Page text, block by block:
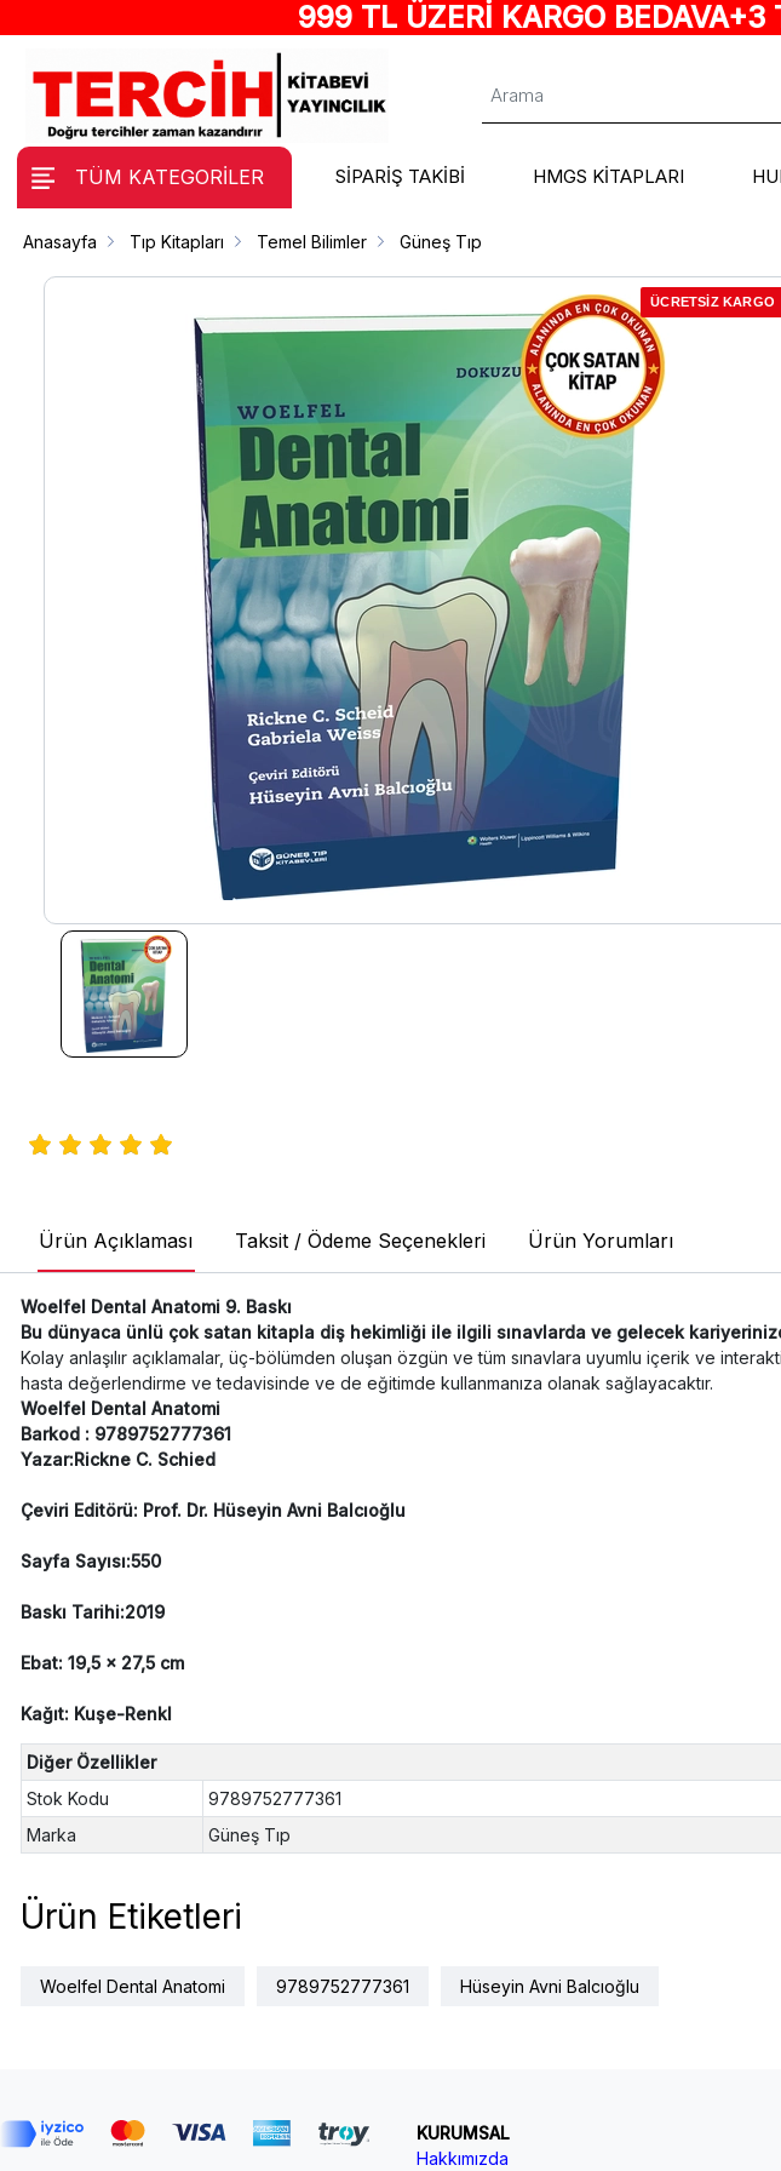
999 TL ÜZERİ KARGO
TÜM KATEGORİLER SİPARİŞ TAKİBİ HMGS KİTAPLARI
Anasayfa Tıp Kitapları Temel Bilimler Güneş Tıp
ÜCRETSİZ KARGO
Ürün Açıklaması Taksit / Ödeme Seçenekleri Ürün Yorumları
Woelfel Dental Anatomi 9. Baskı
Bu dünyaca ünlü çok satan kitapla diş hekimliği ile ilgili sınavlarda ve gelecek
Kolay anlaşılır açıklamalar, üç-bölümden oluşan özgün ve tüm sınavlara uyumlu içerik ve
hasta değerlendirme ve tedavisinde ve de eğitimde kullanmanıza olanak sağlayacaktır.
Woelfel Dental Anatomi
Barkod : 9789752777361
Yazar:Rickne C. Schied
Çeviri Editörü: Prof. Dr. Hüseyin Avni Balcıoğlu
Sayfa Sayısı:550
Baskı Tarihi:2019
Ebat: 19,5 x 27,5 cm
Kağıt: Kuşe-Renkl
Diğer Özellikler
Stok Kodu
9789752777361
Marka
Güneş Tıp
Ürün Etiketleri
Woelfel Dental Anatomi 9789752777361 Hüseyin Avni Balcıoğlu
KURUMSAL
Hakkımızda